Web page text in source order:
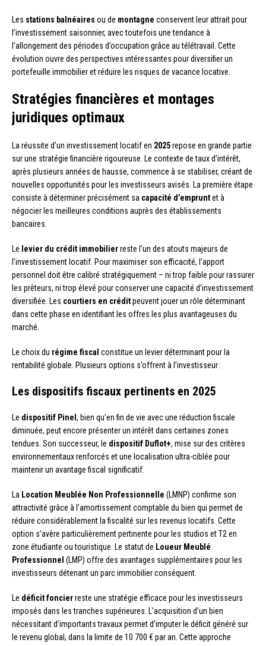
Les stations balnéaires ou de montagne conservent leur attrait pour
l’investissement saisonnier, avec toutefois une tendance à
l’allongement des périodes d’occupation grâce au télétravail. Cette
évolution ouvre des perspectives intéressantes pour diversifier un
portefeuille immobilier et réduire les risques de vacance locative.
Stratégies financières et montages
juridiques optimaux
La réussite d’un investissement locatif en 2025repose en grande partie
sur une stratégie financière rigoureuse. Le contexte de taux d’intérêt,
après plusieurs années de hausse, commence à se stabiliser, créant de
nouvelles opportunités pour les investisseurs avisés. La première étape
consiste à déterminer précisément sa capacité d’empruntet à
négocier les meilleures conditions auprès des établissements
bancaires.
Le levier du crédit immobilierreste l’un des atouts majeurs de
l’investissement locatif. Pour maximiser son efficacité, l’apport
personnel doit être calibré stratégiquement – ni trop faible pour rassurer
les prêteurs, ni trop élevé pour conserver une capacité d’investissement
diversifiée. Les courtiers en créditpeuvent jouer un rôle déterminant
dans cette phase en identifiant les offres les plus avantageuses du
marché.
Le choix du régime fiscal constitue un levier déterminant pour la
rentabilité globale. Plusieurs options s’offrent à l’investisseur :
Les dispositifs fiscaux pertinents en 2025
Le dispositif Pinel , bien qu’en fin de vie avec une réduction fiscale
diminuée, peut encore présenter un intérêt dans certaines zones
tendues. Son successeur, le dispositif Duflot+, mise sur des critères
environnementaux renforcés et une localisation ultra-ciblée pour
maintenir un avantage fiscal significatif.
La Location Meublée Non Professionnelle (LMNP) confirme son
attractivité grâce à l’amortissement comptable du bien qui permet de
réduire considérablement la fiscalité sur les revenus locatifs. Cette
option s’avère particulièrement pertinente pour les studios et T2 en
zone étudiante ou touristique. Le statut de Loueur Meublé
Professionnel (LMP) offre des avantages supplémentaires pour les
investisseurs détenant un parc immobilier conséquent.
Le déficit foncierreste une stratégie efficace pour les investisseurs
imposés dans les tranches supérieures. L’acquisition d’un bien
nécessitant d’importants travaux permet d’imputer le déficit généré sur
le revenu global, dans la limite de 10 700 € par an. Cette approche